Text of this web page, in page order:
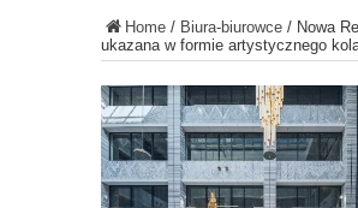
Home / Biura-biurowce / Nowa
ukazana w formie artystycznego